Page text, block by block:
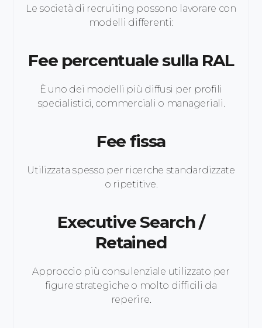
Le società di recruiting possono lavorare con
modelli differenti:
Fee percentuale sulla RAL
È uno dei modelli più diffusi per profili
specialistici, commerciali o manageriali.
Fee fissa
Utilizzata spesso per ricerche standardizzate
o ripetitive.
Executive Search /
Retained
Approccio più consulenziale utilizzato per
figure strategiche o molto difficili da
reperire.